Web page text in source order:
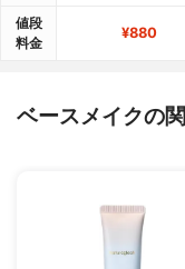
値段
料金
¥880
ベースメイクの